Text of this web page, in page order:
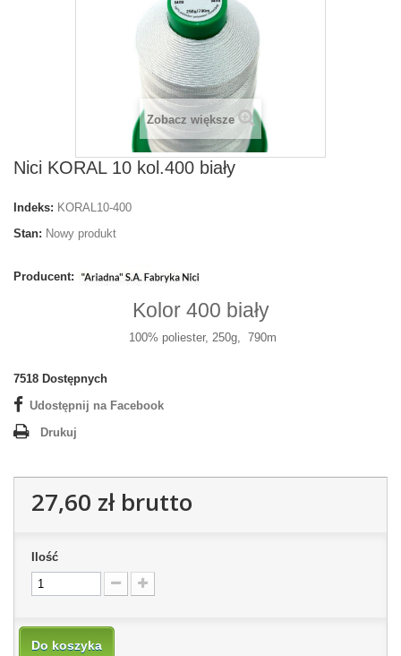
Zobacz większe
Nici KORAL 10 kol.400 biały
Indeks: KORAL10-400
Stan: Nowy produkt
Producent:
Kolor 400 biały
100% poliester, 250g, 790m
7518 Dostępnych
Udostępnij na Facebook
Drukuj
27,60 złbrutto
Ilość
Do koszyka